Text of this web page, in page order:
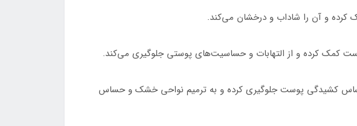
و آن را شاداب و درخشان می‌کند.
کمک کرده و از التهابات و حساسیت‌های پوستی جلوگیری می‌کند.
کشیدگی پوست جلوگیری کرده و به ترمیم نواحی خشک و حساس